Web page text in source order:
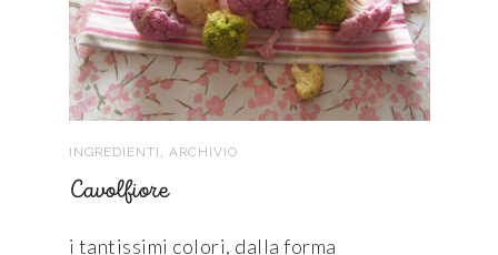
INGREDIENTI , ARCHIVIO
Cavolfiore
i tantissimi colori, dalla forma